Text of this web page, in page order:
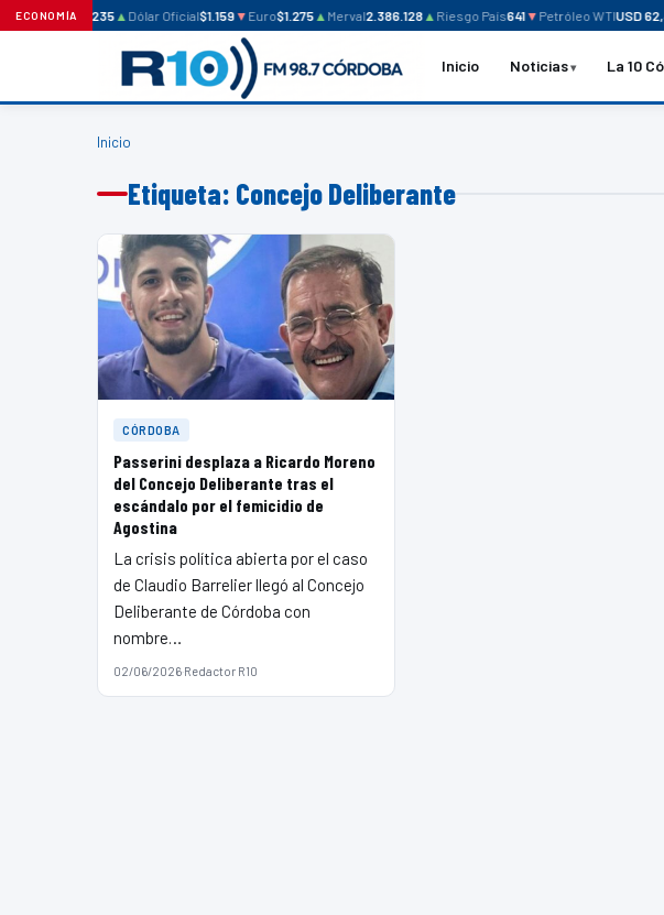
ECONOMÍA
Dólar Blue$1.235▲Dólar Oficial$1.159▼Euro$1.275▲Merval2.386.128▲Riesgo País641▼Petróleo WTIUSD 62,4
Inicio Noticias La 10
Inicio
Etiqueta: Concejo Deliberante
CÓRDOBA
Passerini desplaza a Ricardo Moreno
del Concejo Deliberante tras el
escándalo por el femicidio de
Agostina
La crisis política abierta por el caso
de Claudio Barrelier llegó al Concejo
Deliberante de Córdoba con
nombre…
02/06/2026·Redactor R10